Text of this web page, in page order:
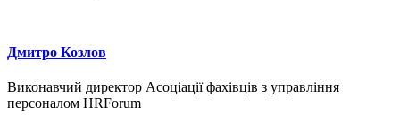
Дмитро Козлов
Виконавчий директор Асоціації фахівців з управління
персоналом HRForum